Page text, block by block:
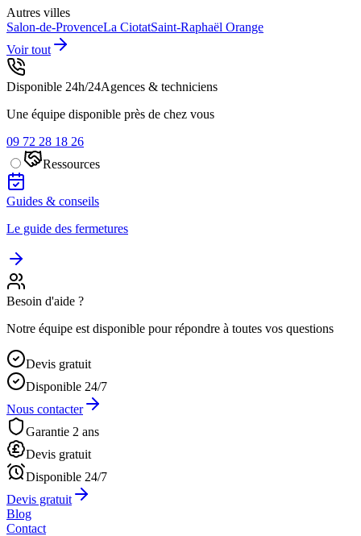
Autres villes
Salon-de-ProvenceLa CiotatSaint-Raphaël Orange
Voir tout
Disponible 24h/24Agences & techniciens
Une équipe disponible près de chez vous
09 72 28 18 26
Ressources
Guides & conseils
Le guide des fermetures
Besoin d'aide ?
Notre équipe est disponible pour répondre à toutes vos questions
Devis gratuit
Disponible 24/7
Nous contacter
Garantie 2 ans
Devis gratuit
Disponible 24/7
Devis gratuit
Blog
Contact